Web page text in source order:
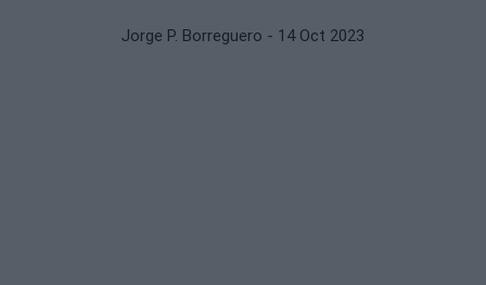
Jorge P. Borreguero - 14 Oct 2023